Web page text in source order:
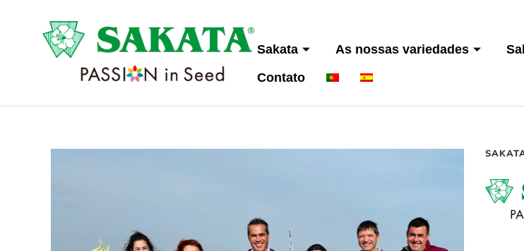
Sakata As nossas variedades
Contato